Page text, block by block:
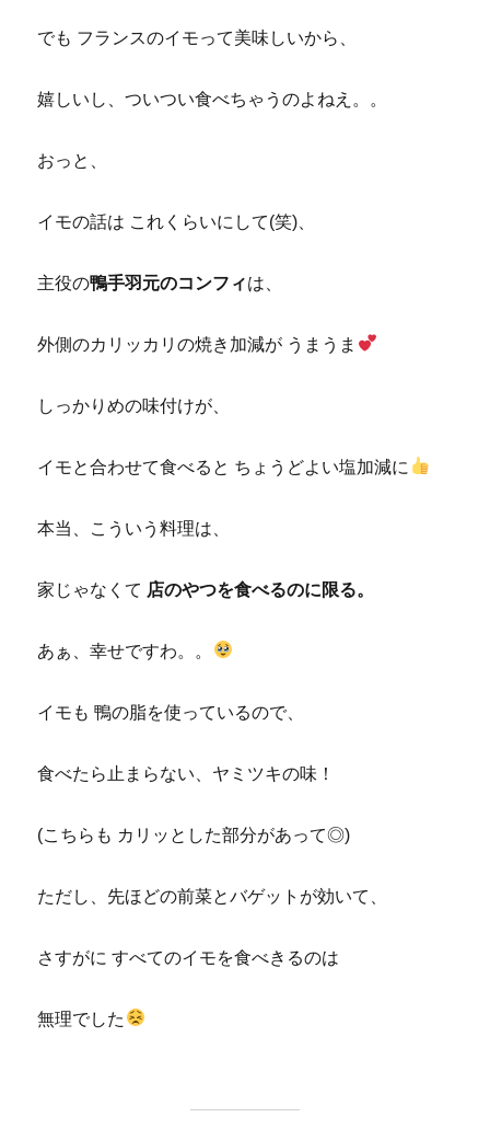
でも フランスのイモって美味しいから、
嬉しいし、ついつい食べちゃうのよねえ。。
おっと、
イモの話は これくらいにして(笑)、
主役の鴨手羽元のコンフィは、
外側のカリッカリの焼き加減が うまうま
しっかりめの味付けが、
イモと合わせて食べると ちょうどよい塩加減に
本当、こういう料理は、
家じゃなくて 店のやつを食べるのに限る。
あぁ、幸せですわ。。
イモも 鴨の脂を使っているので、
食べたら止まらない、ヤミツキの味！
(こちらも カリッとした部分があって◎)
ただし、先ほどの前菜とバゲットが効いて、
さすがに すべてのイモを食べきるのは
無理でした